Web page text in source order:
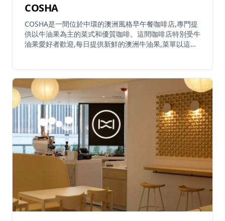
COSHA
COSHA是一間位於中環的澳洲風格早午餐咖啡店,專門提
供以牛油果為主的菜式和優質咖啡。這間咖啡店特別受牛
油果愛好者歡迎,每日提供新鮮的澳洲牛油果,菜單以這種
牌菜式包括Crispy Gee和UFO。他們的飲品選擇與食物
菜單相輔相成,提供優質咖啡和酒精飲品。咖啡店採用現
代休閒裝潢,設有舒適座位和免費WiFi,適合快餐或悠閒早
午餐。COSHA接受電子支付,並提供外賣服務以增加便利
性。憑藉對新鮮食材的專注,特別是其招牌牛油果,以及正
宗的澳洲早午餐文化,COSHA迅速成為中環區早午餐愛好
者尋找優質食物和輕鬆現代環境的熱門目的地。